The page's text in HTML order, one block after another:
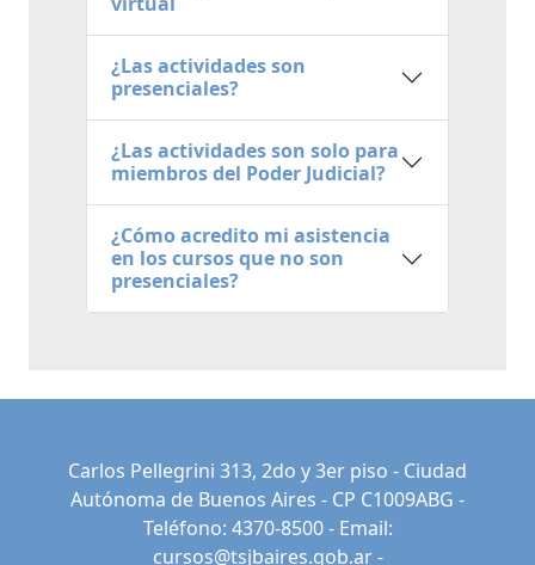
¿Las actividades son
presenciales?
¿Las actividades son solo para
miembros del Poder Judicial?
¿Cómo acredito mi asistencia
en los cursos que no son
presenciales?
Carlos Pellegrini 313, 2do y 3er piso - Ciudad
Autónoma de Buenos Aires - CP C1009ABG -
Teléfono: 4370-8500 - Email:
cursos@tsjbaires.gob.ar-